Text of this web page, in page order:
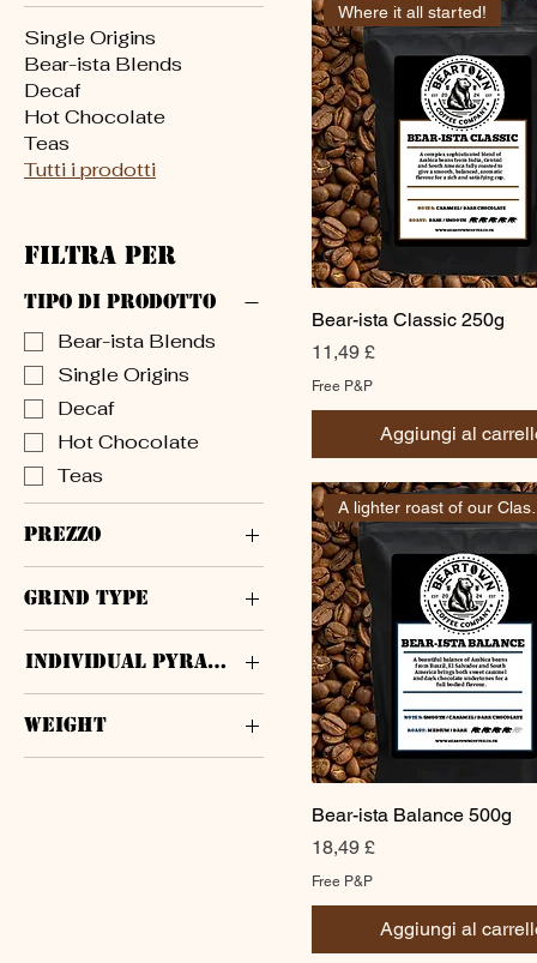
Single Origins
Bear-ista Blends
Decaf
Hot Chocolate
Teas
Tutti i prodotti
Filtra per
Tipo di prodotto
Bear-ista Blends
Single Origins
Decaf
Hot Chocolate
Teas
Prezzo
9 £ 70 £
Grind Type
Ground for Cafetiere
Ground for
Espresso/Coffee Pot
Ground for
Filter/Aeropress
Individual Pyramid Bags
25
200
Weight
1kg
Where it all started!
Bear-ista Classic 250g
Prezzo
11,49 £
Free P&P
Aggiungi al
Bear-ista Balance 500g
Prezzo
18,49 £
Free P&P
Aggiungi al